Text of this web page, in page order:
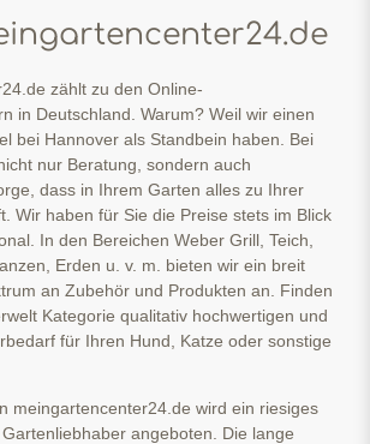
zählt zu den Online-
in Deutschland. Warum? Weil wir einen
bei Hannover als Standbein haben. Bei
nur Beratung, sondern auch
dass in Ihrem Garten alles zu Ihrer
Wir haben für Sie die Preise stets im Blick
In den Bereichen Weber Grill, Teich,
Erden u. v. m. bieten wir ein breit
an Zubehör und Produkten an. Finden
Kategorie qualitativ hochwertigen und
für Ihren Hund, Katze oder sonstige
meingartencenter24.de wird ein riesiges
angeboten. Die lange